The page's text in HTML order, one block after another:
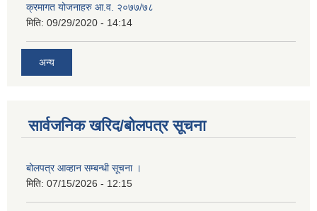
क्रमागत योजनाहरु आ.व. २०७७/७८
मिति: 09/29/2020 - 14:14
अन्य
सार्वजनिक खरिद/बोलपत्र सूचना
बोलपत्र आव्हान सम्बन्धी सूचना ।
मिति: 07/15/2026 - 12:15